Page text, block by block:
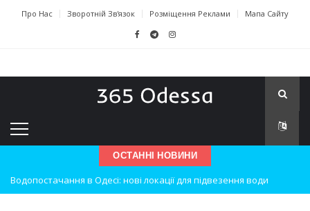
Про Нас Зворотній Зв'язок Розміщення Реклами Мапа Сайту
ОСТАННІ НОВИНИ
Водопостачання в Одесі: нові локації для підвезення води
Нічна атака на Одесу: наслідки вибухів